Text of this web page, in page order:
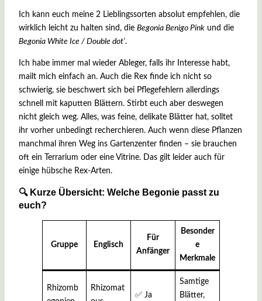
Ich kann euch meine 2 Lieblingssorten absolut empfehlen, die
wirklich leicht zu halten sind, die Begonia Benigo Pink und die
Begonia White Ice / Double dot‘.
Ich habe immer mal wieder Ableger, falls ihr Interesse habt,
mailt mich einfach an. Auch die Rex finde ich nicht so
schwierig, sie beschwert sich bei Pflegefehlern allerdings
schnell mit kaputten Blättern. Stirbt euch aber deswegen
nicht gleich weg. Alles, was feine, delikate Blätter hat, solltet
ihr vorher unbedingt recherchieren. Auch wenn diese Pflanzen
manchmal ihren Weg ins Gartenzenter finden – sie brauchen
oft ein Terrarium oder eine Vitrine. Das gilt leider auch für
einige hübsche Rex-Arten.
🔍 Kurze Übersicht: Welche Begonie passt zu
euch?
Gruppe Englisch
Für
Anfänger
Besonder
e
Merkmale
Rhizomb
Rhizomat
✅ Ja
Samtige
Blätter,